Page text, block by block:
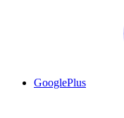
GooglePlus